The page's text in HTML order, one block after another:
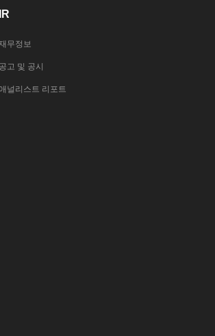
IR
무정보
공고 및 공시
널리스트 리포트